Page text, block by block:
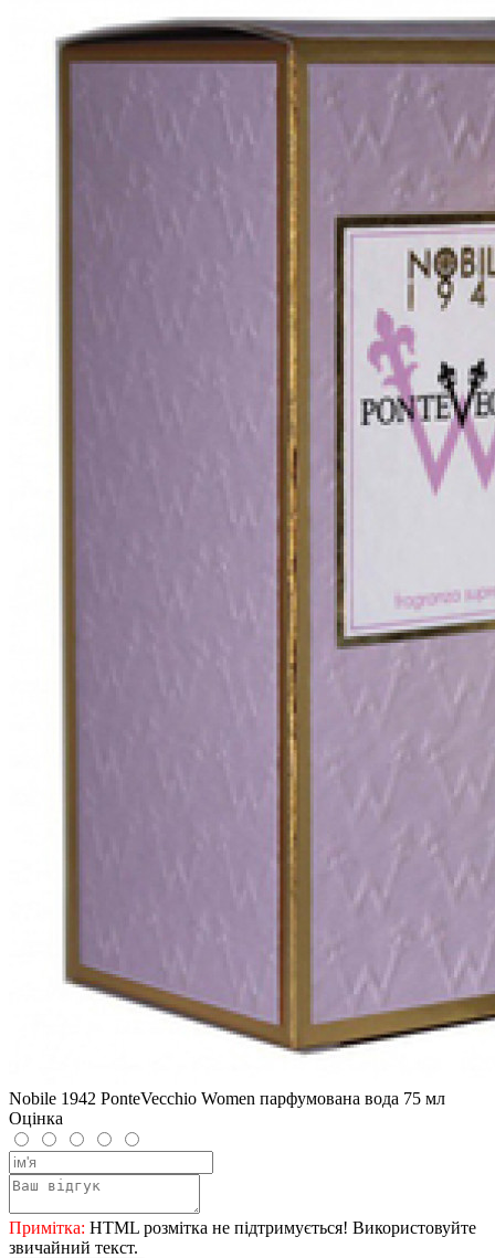
Nobile 1942 PonteVecchio Women парфумована вода 75 мл
Оцінка
Примітка: HTML розмітка не підтримується! Використовуйте
звичайний текст.